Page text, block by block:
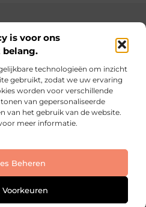
is voor ons
belang.
technologieën om inzicht
gebruikt, zodat we uw ervaring
worden voor verschillende
van gepersonaliseerde
van het gebruik van de website.
meer informatie.
Beheren
op informe-toit.be
en boeiende verhalen
dagelijks leven.
toit.be